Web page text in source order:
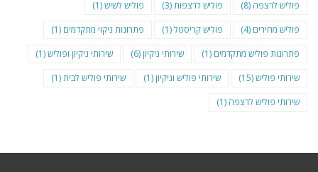
פוליש לרצפה (8) פוליש לרצפות(3) פוליש לשיש(1)
פוליש מחירים (4) פוליש קריסטל(1) פתרונות ניקוי מתקדמים (1)
פתרונות פוליש מתקדמים (1) שירותי ניקיון(6) שירותי ניקיון ופוליש(1)
שירותי פוליש(15) שירותי פוליש וניקיון(1) שירותי פוליש לבית(1)
שירותי פוליש לרצפה (1)